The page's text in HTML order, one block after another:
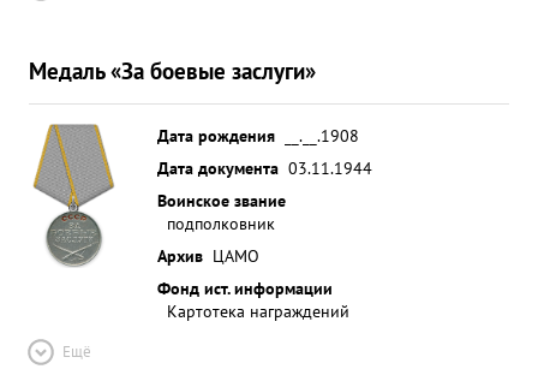
Медаль «За боевые заслуги»
Дата рождения
__.__.1908
Дата документа 03.11.1944
Воинское звание
подполковник
Архив ЦАМО
Фонд ист. информации
Картотека награждений
Ещё